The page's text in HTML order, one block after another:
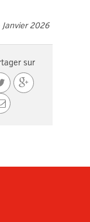
Janvier 2026
sur